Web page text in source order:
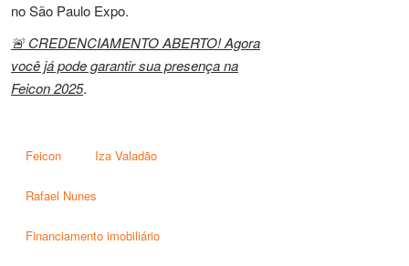
no São Paulo Expo.
🚨 CREDENCIAMENTO ABERTO! Agora
você já pode garantir sua presença na
Feicon 2025.
Feicon Iza Valadão
Rafael Nunes
Financiamento imobiliário